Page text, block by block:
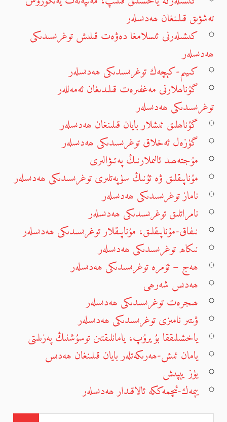
تەشۋىق قىلىنغان ھەدىسلەر
كىشىلەرنى ئىسلامغا دەۋەت قىلىش توغرىسىدىكى
ھەدىسلەر
كىيىم-كېچەك توغرىسىدىكى ھەدىسلەر
گۇناھلارنى مەغفىرەت قىلىدىغان ئەمەللەر
توغرىسىدىكى ھەدىسلەر
گۇناھلىق ئىشلار بايان قىلىنغان ھەدىسلەر
گۈزەل ئەخلاق توغرىسىدىكى ھەدىسلەر
مۇجتەھىد ئالىملارنىڭ پەتىۋالىرى
مۇناپىقلىق ۋە ئۇنىڭ سۈپەتلىرى توغرىسىدىكى ھەدىسلەر
ناماز توغرىسىدىكى ھەدىسلەر
نامراتلىق توغرىسىدىكى ھەدىسلەر
نىفاق-مۇناپىقلىق، مۇناپىقلار توغرىسىدىكى ھەدىسلەر
نىكاھ توغرىسىدىكى ھەدىسلەر
ھەج – ئۆمرە توغرىسىدىكى ھەدىسلەر
ھەدىس شەرھى
ھىجرەت توغرىسىدىكى ھەدىسلەر
ۋىتىر نامىزى توغرىسىدىكى ھەدىسلەر
ياخشىلىققا بۇيرۇپ، يامانلىقتىن توسۇشنىڭ پەزىلىتى
يامان ئىش-ھەرىكەتلەر بايان قىلىنغان ھەدىس
يۈز يېپىش
يېمەك-ئىچمەككە ئالاقىدار ھەدىسلەر